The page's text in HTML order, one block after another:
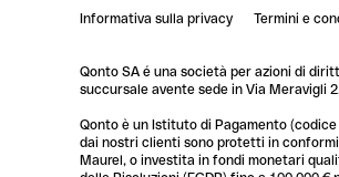
Informativa sulla privacy Termini e
Qonto SA é una società per azioni di
succursale avente sede in Via Meravigli
Qonto è un Istituto di Pagamento
dai nostri clienti sono protetti in
Maurel, o investita in fondi monetari